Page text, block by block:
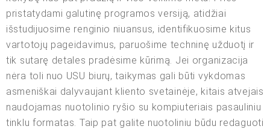
pristatydami galutinę programos versiją, atidžiai
išstudijuosime renginio niuansus, identifikuosime kitus
vartotojų pageidavimus, paruošime techninę užduotį ir
tik sutarę detales pradėsime kūrimą. Jei organizacija
nėra toli nuo USU biurų, taikymas gali būti vykdomas
asmeniškai dalyvaujant kliento svetainėje, kitais atvejais
naudojamas nuotolinio ryšio su kompiuteriais pasauliniu
tinklu formatas. Taip pat galite nuotoliniu būdu redaguoti